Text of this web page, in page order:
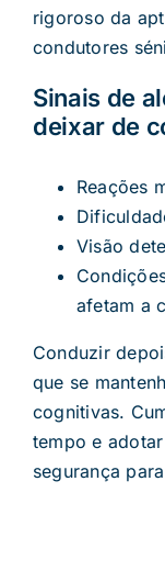
rigoroso da
condutores
Sinais de
deixar de
Reações
Visão
afetam a
Conduzir
que se
cognitivas.
tempo e
segurança